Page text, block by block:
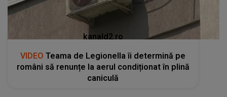
kanald2.ro
VIDEO Teama de Legionella îi determină pe
români să renunțe la aerul condiționat în plină
caniculă